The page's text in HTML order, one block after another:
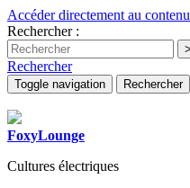
Accéder directement au contenu
Rechercher :
Rechercher
Toggle navigation Rechercher
FoxyLounge
Cultures électriques